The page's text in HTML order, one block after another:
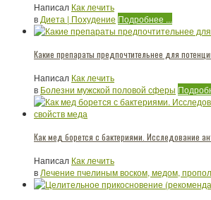
Написал Как лечить
в Диета | Похудение Подробнее ...
Какие препараты предпочтительнее для
Написал Как лечить
в Болезни мужской половой сферы
Как мед борется с бактериями. Исследование
Написал Как лечить
в Лечение пчелиным воском, медом,